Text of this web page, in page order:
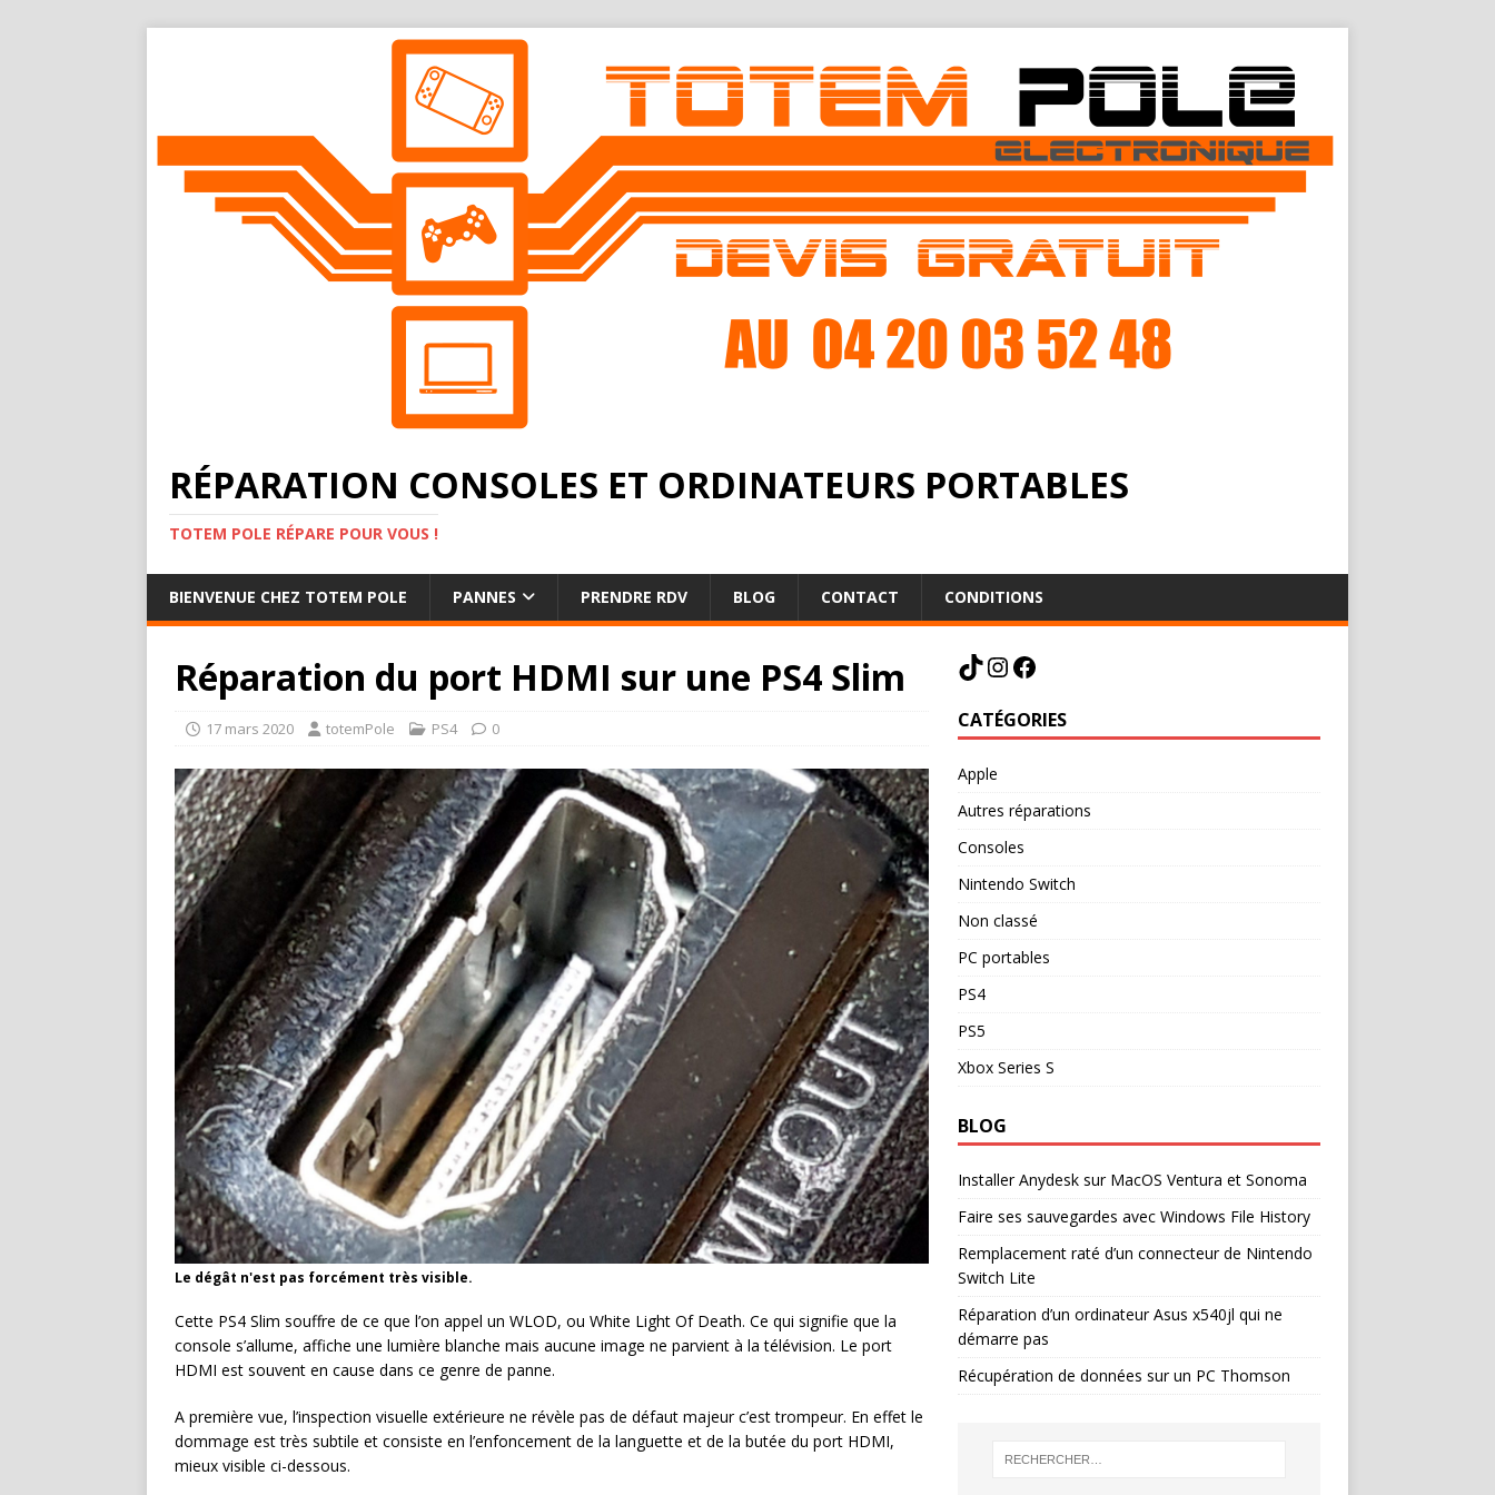
RÉPARATION CONSOLES ET ORDINATEURS PORTABLES
TOTEM POLE RÉPARE POUR VOUS !
BIENVENUE CHEZ TOTEM POLE PANNES PRENDRE RDV BLOG CONTACT CONDITIONS
Réparation du port HDMI sur une PS4 Slim
17 mars 2020 totemPole PS4 0
Le dégât n'est pas forcément très visible.
Cette PS4 Slim souffre de ce que l’on appel un WLOD, ou White Light Of Death. Ce qui signifie que la
console s’allume, affiche une lumière blanche mais aucune image ne parvient à la télévision. Le port
HDMI est souvent en cause dans ce genre de panne.
A première vue, l’inspection visuelle extérieure ne révèle pas de défaut majeur c’est trompeur. En effet le
dommage est très subtile et consiste en l’enfoncement de la languette et de la butée du port HDMI,
mieux visible ci-dessous.
CATÉGORIES
Apple
Autres réparations
Consoles
Nintendo Switch
Non classé
PC portables
PS4
PS5
Xbox Series S
BLOG
Installer Anydesk sur MacOS Ventura et Sonoma
Faire ses sauvegardes avec Windows File History
Remplacement raté d’un connecteur de Nintendo
Switch Lite
Réparation d’un ordinateur Asus x540jl qui ne
démarre pas
Récupération de données sur un PC Thomson